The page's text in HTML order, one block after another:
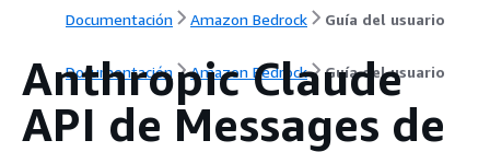
Documentación Amazon Bedrock Guía del usuario
Documentación Amazon Bedrock Guía del usuario
Anthropic Claude
API de Messages de